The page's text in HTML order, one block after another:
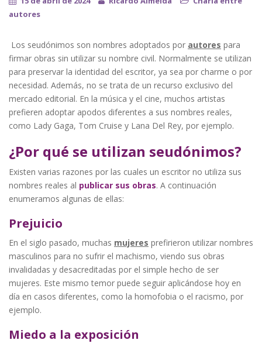
autores
Los seudónimos son nombres adoptados por autores para
firmar obras sin utilizar su nombre civil. Normalmente se utilizan
para preservar la identidad del escritor, ya sea por charme o por
necesidad. Además, no se trata de un recurso exclusivo del
mercado editorial. En la música y el cine, muchos artistas
prefieren adoptar apodos diferentes a sus nombres reales,
como Lady Gaga, Tom Cruise y Lana Del Rey, por ejemplo.
¿Por qué se utilizan seudónimos?
Existen varias razones por las cuales un escritor no utiliza sus
nombres reales al publicar sus obras. A continuación
enumeramos algunas de ellas:
Prejuicio
En el siglo pasado, muchas mujeres prefirieron utilizar nombres
masculinos para no sufrir el machismo, viendo sus obras
invalidadas y desacreditadas por el simple hecho de ser
mujeres. Este mismo temor puede seguir aplicándose hoy en
día en casos diferentes, como la homofobia o el racismo, por
ejemplo.
Miedo a la exposición